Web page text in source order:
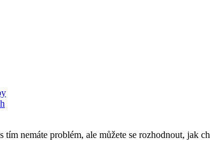
nemáte problém, ale můžete se rozhodnout, jak